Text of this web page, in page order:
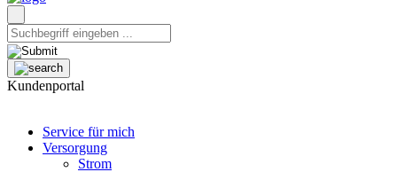
Kundenportal
Service für mich
Versorgung
Strom